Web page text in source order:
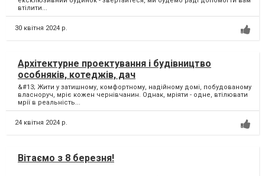
втілити...
30 квітня 2024 р.
Архітектурне проектування і будівництво
особняків, котеджів, дач
&#13; Жити у затишному, комфортному, надійному домі, побудованому
власноруч, мріє кожен чернівчанин. Однак, мріяти - одне, втілювати
мрії в реальність...
24 квітня 2024 р.
Вітаємо з 8 березня!